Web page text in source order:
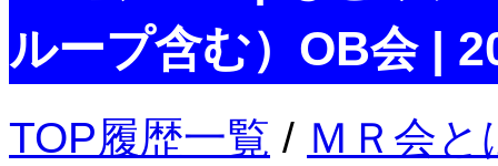
ループ含む）OB会 |
TOP履歴一覧 / ＭＲ会と